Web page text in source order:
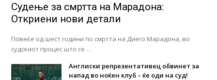
Судење за смртта на Марадона:
Откриени нови детали
Повеќе од шест години по смртта на Диего Марадона, во
судскиот процес што се …
Англиски репрезентативец обвинет за
напад во ноќен клуб – ќе оди на суд!